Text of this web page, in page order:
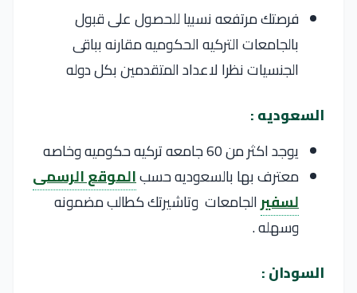
فرصتك مرتفعه نسبيا للحصول على قبول
بالجامعات التركيه الحكوميه مقارنه بباقى
الجنسيات نظرا لاعداد المتقدمين بكل دوله
السعوديه :
يوجد اكثر من 60 جامعه تركيه حكوميه وخاصه
معترف بها بالسعوديه حسبالموقع الرسمى
لسفيرالجامعات وتاشيرتك كطالب مضمونه
وسهله .
السودان :